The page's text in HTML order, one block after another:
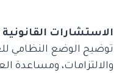
الاستشارات القانونية
توضيح الوضع النظامي
والالتزامات، ومساعدة